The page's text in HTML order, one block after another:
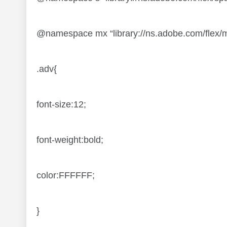
@namespace mx “library://ns.adobe.com/flex/
.adv{
font-size:12;
font-weight:bold;
color:FFFFFF;
}